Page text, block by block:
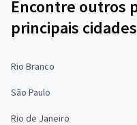
Encontre outros
principais cidades
Rio Branco
São Paulo
Rio de Janeiro